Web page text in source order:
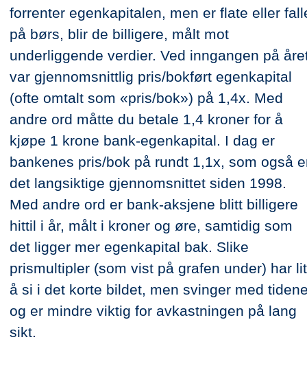
forrenter egenkapitalen, men er flate eller
på børs, blir de billigere, målt mot
underliggende verdier. Ved inngangen på
var gjennomsnittlig pris/bokført egenkapital
(ofte omtalt som «pris/bok») på 1,4x. Med
andre ord måtte du betale 1,4 kroner for å
kjøpe 1 krone bank-egenkapital. I dag er
bankenes pris/bok på rundt 1,1x, som også
det langsiktige gjennomsnittet siden 1998.
Med andre ord er bank-aksjene blitt billigere
hittil i år, målt i kroner og øre, samtidig som
det ligger mer egenkapital bak. Slike
prismultipler (som vist på grafen under) har
å si i det korte bildet, men svinger med
og er mindre viktig for avkastningen på lang
sikt.